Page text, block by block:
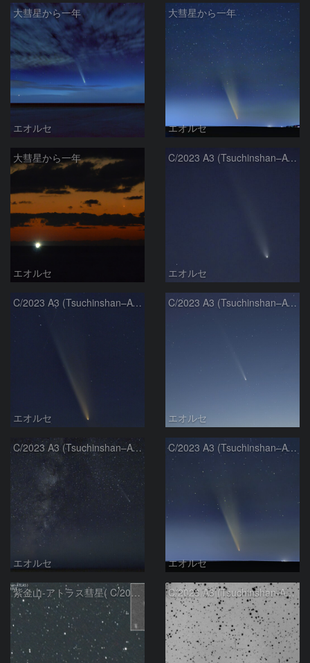
大彗星から一年
エオルセ
大彗星から一年
エオルセ
大彗星から一年
エオルセ
C/2023 A3 (Tsuchinshan–ATLAS)
エオルセ
C/2023 A3 (Tsuchinshan–ATLAS)
エオルセ
C/2023 A3 (Tsuchinshan–ATLAS)
エオルセ
C/2023 A3 (Tsuchinshan–ATLAS)と天の川
エオルセ
C/2023 A3 (Tsuchinshan–ATLAS)
エオルセ
紫金山-アトラス彗星( C/2023A3 )：2025/09/16 C/2023 A3 (Tsuchinshan-ATLAS)